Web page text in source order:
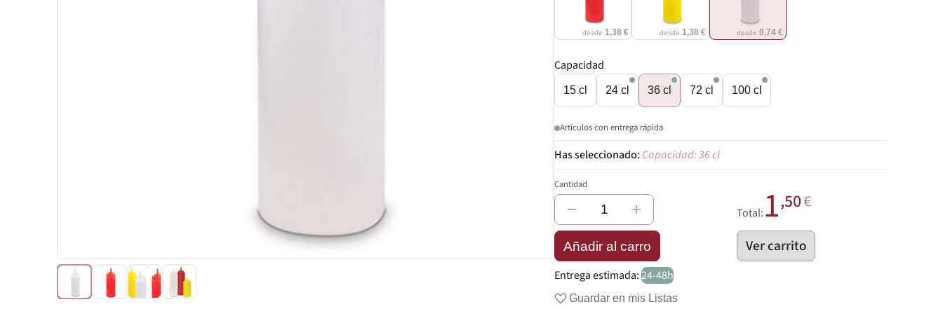
desde 1,38 € desde 1,38 € desde0,74 €
Capacidad
15 cl 24 cl 36 cl 72 cl 100 cl
Artículos con entrega rápida
Capacidad: 36 cl
Cantidad
− +
Añadir al carro
Total:1,50€
Ver carrito
Entrega estimada:24-48h
Guardar en mis Listas